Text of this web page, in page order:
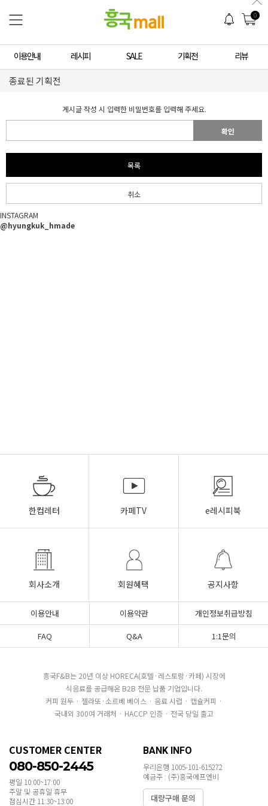
0
이용안내 레시피 SALE 기획전 리뷰
종료된 기획전
게시글 작성 시 입력한 비밀번호를 입력해 주세요.
확인
목록
취소
INSTAGRAM
@hyungkuk_hmade
한컵레터 카페TV e레시피북
회사소개 회원혜택 공지사항
이용안내 이용약관
개인정보취급방침
FAQ
Q&A 1:1문의
흥국F&B는 20년 이상 HORECA(호텔·레스토랑·카페) 시장에
식음료를 공급해온 B2B 전문 납품 기업입니다.
커피 원두 · 젤라또·소르베 베이스 · 음료 시럽 · 캡슐커피 ·
국내외 300여 거래처 · HACCP 인증 · 전국 당일 출고
CUSTOMER CENTER
080-850-2445
평일 10:00~17:00
주말 및 공휴일 휴무
점심시간 11:30~13:00
BANK INFO
우리은행 1005-101-615272
예금주 : (주)흥국에프엔비
대량구매 문의